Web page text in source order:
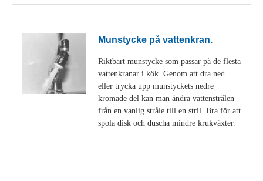
Munstycke på vattenkran.
Riktbart munstycke som passar på de flesta
vattenkranar i kök. Genom att dra ned
eller trycka upp munstyckets nedre
kromade del kan man ändra vattenstrålen
från en vanlig stråle till en stril. Bra för att
spola disk och duscha mindre krukväxter.